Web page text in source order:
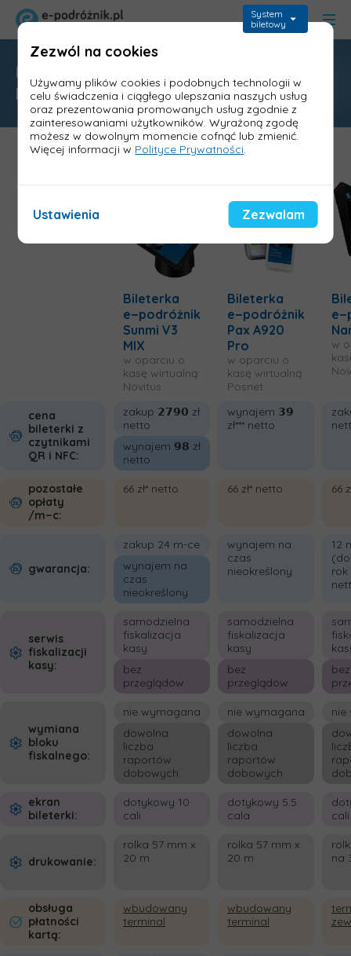
System
biletowy
Porównanie cenowe i funkcjonalne
bileterek
Usuń
Bileterka
e−podróżnik
Sunmi V3
MIX
w oparciu o
kasę wirtualną
Novitus
Bileterka
e−podróżnik
Pax A920
Pro
w oparciu o
kasę wirtualną
Posnet
w
cena
bileterki z
czytnikami
QR i NFC:
zakup 𝟮𝟳𝟵𝟬 zł
netto
wynajem 𝟵𝟴 zł
netto
wynajem 𝟯𝟵
zł*** netto
pozostałe
opłaty
/m−c:
66 zł* netto 66 zł* netto 66
gwarancja:
zakup 24 m-ce
wynajem na
czas
nieokreślony
wynajem na
czas
nieokreślony
12
rok
serwis
fiskalizacji
kasy:
samodzielna
fiskalizacja
kasy
bez
przeglądów
samodzielna
fiskalizacja
kasy
bez
przeglądów
bez
wymiana
bloku
fiskalnego:
nie wymagana
dowolna
liczba
raportów
dobowych
nie wymagana
dowolna
liczba
raportów
dobowych
nie
ekran
bileterki:
dotykowy 10
cali
dotykowy 5.5
cala
cali
drukowanie:
rolka 57 mm x
20 m
rolka 57 mm x
20 m
na
obsługa
płatności
kartą:
wbudowany
terminal
wbudowany
terminal
Zezwól na cookies
Używamy plików cookies i podobnych technologii w
celu świadczenia i ciągłego ulepszania naszych usług
oraz prezentowania promowanych usług zgodnie z
zainteresowaniami użytkowników. Wyrażoną zgodę
możesz w dowolnym momencie cofnąć lub zmienić.
Więcej informacji w Polityce Prywatności.
Ustawienia Zezwalam